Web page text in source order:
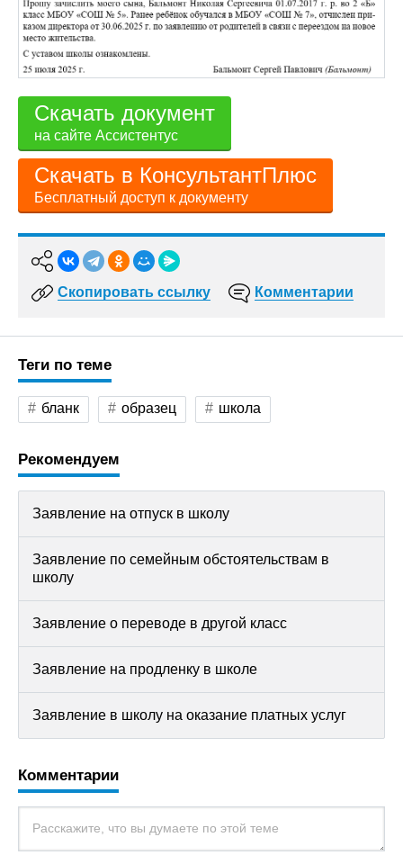
Скачать документ
на сайте Ассистентус
Скачать в КонсультантПлюс
Бесплатный доступ к документу
Скопировать ссылку Комментарии
Теги по теме
бланк образец школа
Рекомендуем
Заявление на отпуск в школу
Заявление по семейным обстоятельствам в
школу
Заявление о переводе в другой класс
Заявление на продленку в школе
Заявление в школу на оказание платных услуг
Комментарии